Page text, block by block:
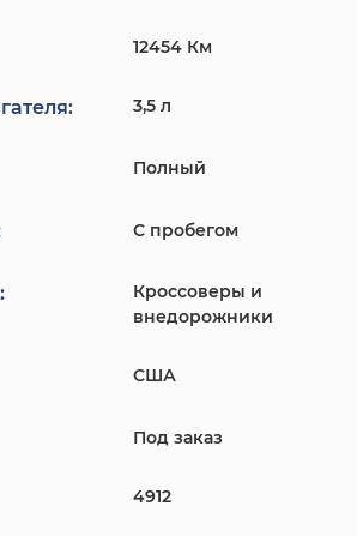
12454 Км
3,5 л
Полный
С пробегом
Кроссоверы и
внедорожники
США
Под заказ
4912